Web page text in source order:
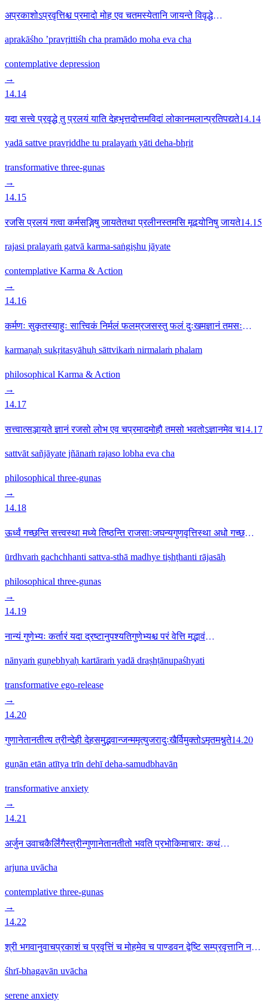
अप्रकाशोऽप्रवृत्तिश्च प्रमादो मोह एव चतमस्येतानि जायन्ते विवृद्धे
aprakāśho ’pravṛittiśh cha pramādo moha eva cha
contemplative depression
→
14.14
यदा सत्त्वे प्रवृद्धे तु प्रलयं याति देहभृत्तदोत्तमविदां लोकानमलान्प्रतिपद्यते14.14
yadā sattve pravṛiddhe tu pralayaṁ yāti deha-bhṛit
transformative three-gunas
→
14.15
रजसि प्रलयं गत्वा कर्मसङ्गिषु जायतेतथा प्रलीनस्तमसि मूढयोनिषु जायते14.15
rajasi pralayaṁ gatvā karma-saṅgiṣhu jāyate
contemplative Karma & Action
→
14.16
कर्मणः सुकृतस्याहुः सात्त्विकं निर्मलं फलम्रजसस्तु फलं दुःखमज्ञानं तमसः
karmaṇaḥ sukṛitasyāhuḥ sāttvikaṁ nirmalaṁ phalam
philosophical Karma & Action
→
14.17
सत्त्वात्सञ्जायते ज्ञानं रजसो लोभ एव चप्रमादमोहौ तमसो भवतोऽज्ञानमेव च14.17
sattvāt sañjāyate jñānaṁ rajaso lobha eva cha
philosophical three-gunas
→
14.18
ऊर्ध्वं गच्छन्ति सत्त्वस्था मध्ये तिष्ठन्ति राजसाःजघन्यगुणवृत्तिस्था अधो गच्छन्ति
ūrdhvaṁ gachchhanti sattva-sthā madhye tiṣhṭhanti rājasāḥ
philosophical three-gunas
→
14.19
नान्यं गुणेभ्यः कर्तारं यदा द्रष्टानुपश्यतिगुणेभ्यश्च परं वेत्ति मद्भावं
nānyaṁ guṇebhyaḥ kartāraṁ yadā draṣhṭānupaśhyati
transformative ego-release
→
14.20
गुणानेतानतीत्य त्रीन्देही देहसमुद्भवान्जन्ममृत्युजरादुःखैर्विमुक्तोऽमृतमश्नुते14.20
guṇān etān atītya trīn dehī deha-samudbhavān
transformative anxiety
→
14.21
अर्जुन उवाचकैर्लिंगैस्त्रीन्गुणानेतानतीतो भवति प्रभोकिमाचारः कथं
arjuna uvācha
contemplative three-gunas
→
14.22
श्री भगवानुवाचप्रकाशं च प्रवृत्तिं च मोहमेव च पाण्डवन द्वेष्टि सम्प्रवृत्तानि न
śhrī-bhagavān uvācha
serene anxiety